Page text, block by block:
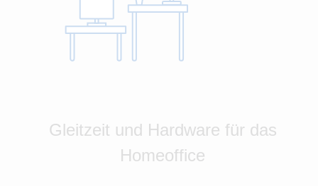
Gleitzeit und Hardware für das
Homeoffice